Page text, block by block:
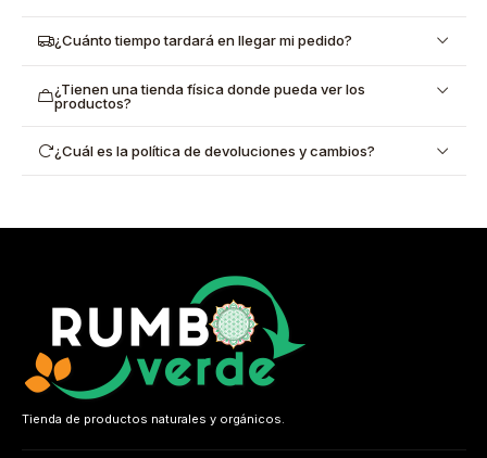
¿Cuánto tiempo tardará en llegar mi pedido?
¿Tienen una tienda física donde pueda ver los
productos?
¿Cuál es la política de devoluciones y cambios?
Tienda de productos naturales y orgánicos.